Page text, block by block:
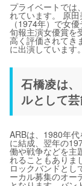
プライベートでは
れています。 原
（1974年）で女
旬報主演女優賞を
高く評価されてき
に出演しています。
石橋凌は
ルとして
ARBは、1980年
に結成、翌年の
働や戦争などを主
れることもありま
ロックバンドとし
ーカル募集のオー